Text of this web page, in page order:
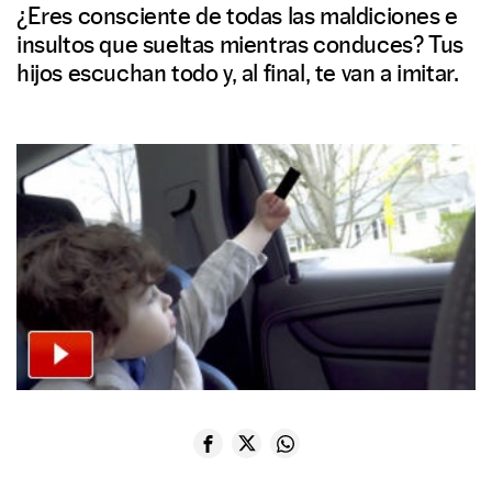
¿Eres consciente de todas las maldiciones e
insultos que sueltas mientras conduces? Tus
hijos escuchan todo y, al final, te van a imitar.